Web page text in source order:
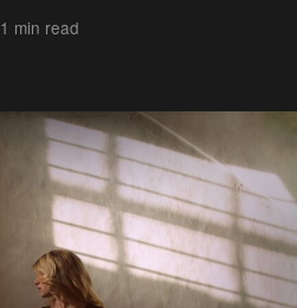
1 min read